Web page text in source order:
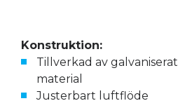
Konstruktion:
Tillverkad av
material
Justerbart luftflöde